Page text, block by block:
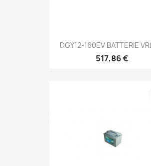
DGY12-160EV BATTERIE
517,86 €